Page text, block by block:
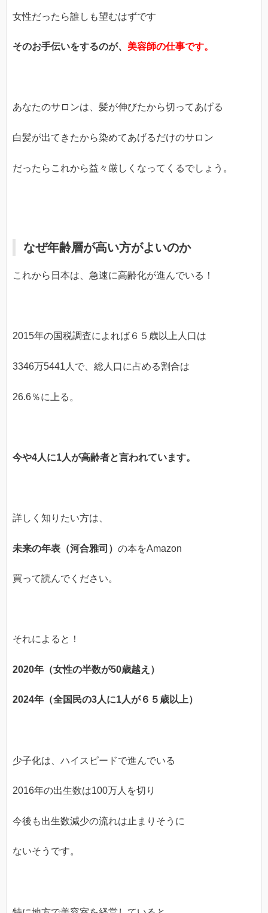
女性だったら誰しも望むはずです
そのお手伝いをするのが、 美容師の仕事です。
あなたのサロンは、髪が伸びたから切ってあげる
白髪が出てきたから染めてあげるだけのサロン
だったらこれから益々厳しくなってくるでしょう。
なぜ年齢層が高い方がよいのか
これから日本は、急速に高齢化が進んでいる！
2015年の国税調査によれば６５歳以上人口は
3346万5441人で、総人口に占める割合は
26.6％に上る。
今や4人に1人が高齢者と言われています。
詳しく知りたい方は、
未来の年表（河合雅司） の本をAmazon
買って読んでください。
それによると！
2020年（女性の半数が50歳越え）
2024年（全国民の3人に1人が６５歳以上）
少子化は、ハイスピードで進んでいる
2016年の出生数は100万人を切り
今後も出生数減少の流れは止まりそうに
ないそうです。